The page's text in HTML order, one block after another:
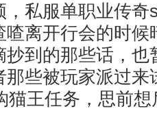
，私服单职业传奇
喳离开行会的时候
抄到的那些话，也
些被玩家派过来
猫王任务，思前